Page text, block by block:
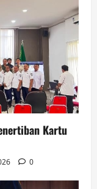
Kartu
0